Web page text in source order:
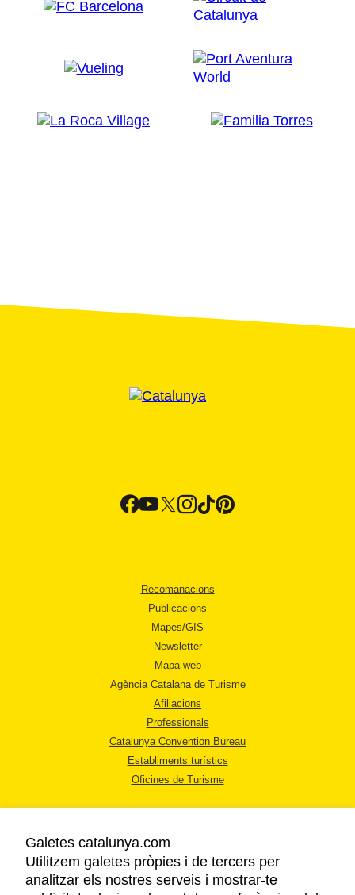
Recomanacions
Publicacions
Mapes/GIS
Newsletter
Mapa web
Agència Catalana de Turisme
Afiliacions
Professionals
Catalunya Convention Bureau
Establiments turístics
Oficines de Turisme
AVÍS LEGAL
Galetes catalunya.com
Utilitzem galetes pròpies i de tercers per
analitzar els nostres serveis i mostrar-te